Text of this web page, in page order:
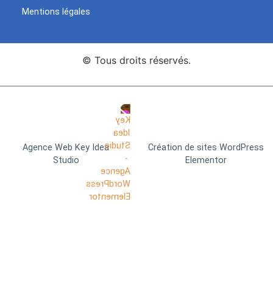
Mentions légales
© Tous droits réservés.
Agence Web Key Idea
Studio
Création de sites WordPress
Elementor